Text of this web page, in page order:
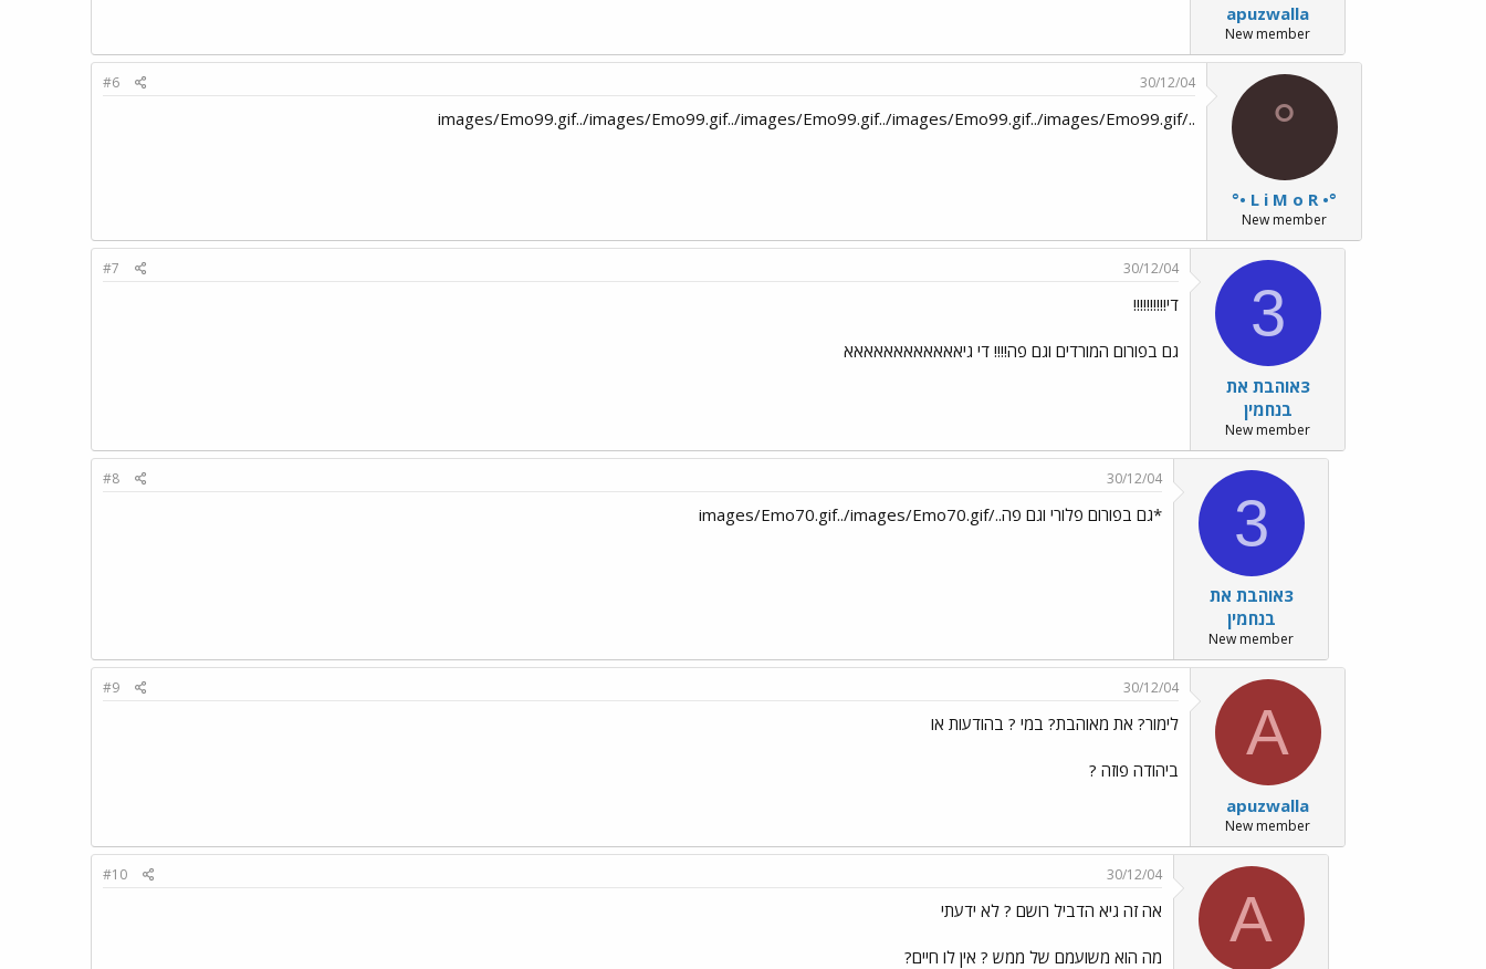
apuzwalla
New member
°
°• L i M o R •°
New member
30/12/04
#6
../images/Emo99.gif../images/Emo99.gif../images/Emo99.gif../images/Emo99.gif../images/Emo99.gif
3
3אוהבת את
בנחמין
New member
30/12/04
#7
די!!!!!!!!!!
גם בפורום המורדים וגם פה!!!! די גיאאאאאאאאאאאא
3
3אוהבת את
בנחמין
New member
30/12/04
#8
*גם בפורום פלורי וגם פה../images/Emo70.gif../images/Emo70.gif
A
apuzwalla
New member
30/12/04
#9
לימור? את מאוהבת? במי ? בהודעות או
ביהודה פוזה ?
A
30/12/04
#10
אה זה גיא הדביל רושם ? לא ידעתי
מה הוא משועמם של ממש ? אין לו חיים?